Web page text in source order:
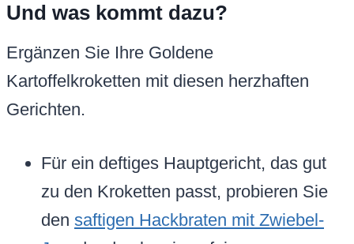
Und was kommt dazu?
Ergänzen Sie Ihre Goldene
Kartoffelkroketten mit diesen herzhaften
Gerichten.
Für ein deftiges Hauptgericht, das gut
zu den Kroketten passt, probieren Sie
den saftigen Hackbraten mit Zwiebel-